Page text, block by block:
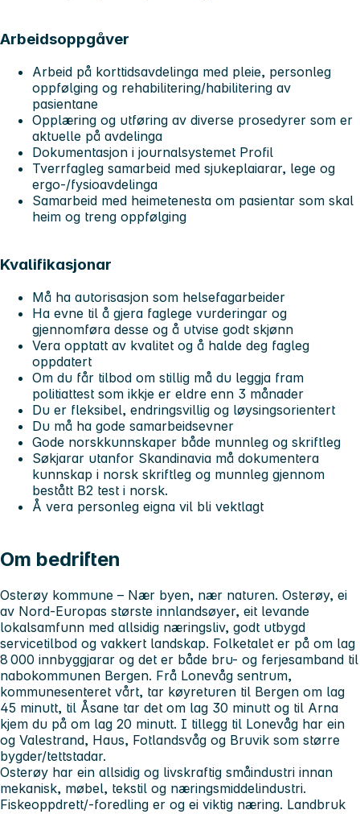
Arbeidsoppgåver
Arbeid på korttidsavdelinga med pleie, personleg
oppfølging og rehabilitering/habilitering av
pasientane
Opplæring og utføring av diverse prosedyrer som er
aktuelle på avdelinga
Dokumentasjon i journalsystemet Profil
Tverrfagleg samarbeid med sjukeplaiarar, lege og
ergo-/fysioavdelinga
Samarbeid med heimetenesta om pasientar som skal
heim og treng oppfølging
Kvalifikasjonar
Må ha autorisasjon som helsefagarbeider
Ha evne til å gjera faglege vurderingar og
gjennomføra desse og å utvise godt skjønn
Vera opptatt av kvalitet og å halde deg fagleg
oppdatert
Om du får tilbod om stillig må du leggja fram
politiattest som ikkje er eldre enn 3 månader
Du er fleksibel, endringsvillig og løysingsorientert
Du må ha gode samarbeidsevner
Gode norskkunnskaper både munnleg og skriftleg
Søkjarar utanfor Skandinavia må dokumentera
kunnskap i norsk skriftleg og munnleg gjennom
bestått B2 test i norsk.
Å vera personleg eigna vil bli vektlagt
Om bedriften
Osterøy kommune – Nær byen, nær naturen. Osterøy, ei
av Nord-Europas største innlandsøyer, eit levande
lokalsamfunn med allsidig næringsliv, godt utbygd
servicetilbod og vakkert landskap. Folketalet er på om lag
8 000 innbyggjarar og det er både bru- og ferjesamband til
nabokommunen Bergen. Frå Lonevåg sentrum,
kommunesenteret vårt, tar køyreturen til Bergen om lag
45 minutt, til Åsane tar det om lag 30 minutt og til Arna
kjem du på om lag 20 minutt. I tillegg til Lonevåg har ein
og Valestrand, Haus, Fotlandsvåg og Bruvik som større
bygder/tettstadar.
Osterøy har ein allsidig og livskraftig småindustri innan
mekanisk, møbel, tekstil og næringsmiddelindustri.
Fiskeoppdrett/-foredling er og ei viktig næring. Landbruk